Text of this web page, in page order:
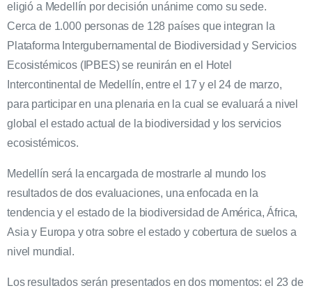
eligió a Medellín por decisión unánime como su sede.
Cerca de 1.000 personas de 128 países que integran la
Plataforma Intergubernamental de Biodiversidad y Servicios
Ecosistémicos (IPBES) se reunirán en el Hotel
Intercontinental de Medellín, entre el 17 y el 24 de marzo,
para participar en una plenaria en la cual se evaluará a nivel
global el estado actual de la biodiversidad y los servicios
ecosistémicos.
Medellín será la encargada de mostrarle al mundo los
resultados de dos evaluaciones, una enfocada en la
tendencia y el estado de la biodiversidad de América, África,
Asia y Europa y otra sobre el estado y cobertura de suelos a
nivel mundial.
Los resultados serán presentados en dos momentos: el 23 de